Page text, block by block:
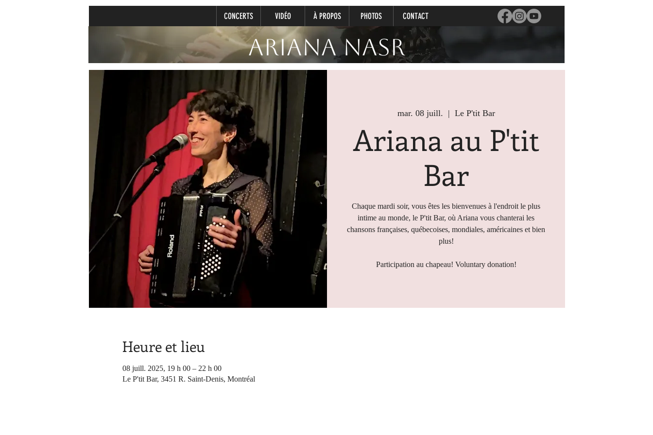
CONCERTS VIDÉO À PROPOS PHOTOS CONTACT
Ariana Nasr
mar. 08 juill.
  |
Le P'tit Bar
Ariana au P'tit
Bar
Chaque mardi soir, vous êtes les bienvenues à l'endroit le plus
intime au monde, le P'tit Bar, où Ariana vous chanterai les
chansons françaises, québecoises, mondiales, américaines et bien
plus!
Participation au chapeau! Voluntary donation!
Heure et lieu
08 juill. 2025, 19 h 00 – 22 h 00
Le P'tit Bar, 3451 R. Saint-Denis, Montréal